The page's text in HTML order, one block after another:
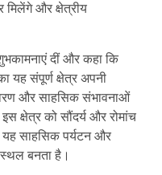
और क्षेत्रीय
दीं और कहा कि
यह संपूर्ण क्षेत्र अपनी
और साहसिक संभावनाओं
क्षेत्र को सौंदर्य और रोमांच
साहसिक पर्यटन और
बनता है।